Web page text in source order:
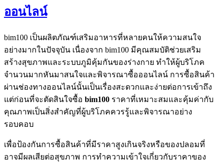
ออนไลน์
bim100 เป็นผลิตภัณฑ์เสริมอาหารที่หลายคนให้ความสนใจ
อย่างมากในปัจจุบัน เนื่องจาก bim100 มีคุณสมบัติช่วยเสริม
สร้างสุขภาพและระบบภูมิคุ้มกันของร่างกาย ทำให้ผู้บริโภค
จำนวนมากหันมาสนใจและพิจารณาซื้อออนไลน์ การซื้อสินค้า
ผ่านช่องทางออนไลน์นั้นเป็นเรื่องสะดวกและง่ายต่อการเข้าถึง
แต่ก่อนที่จะตัดสินใจซื้อ bim100 ราคาที่เหมาะสมและคุ้มค่ากับ
คุณภาพเป็นสิ่งสำคัญที่ผู้บริโภคควรรู้และพิจารณาอย่าง
รอบคอบ
เพื่อป้องกันการซื้อสินค้าที่มีราคาสูงเกินจริงหรือของปลอมที่
อาจมีผลเสียต่อสุขภาพ การทำความเข้าใจเกี่ยวกับราคาของ